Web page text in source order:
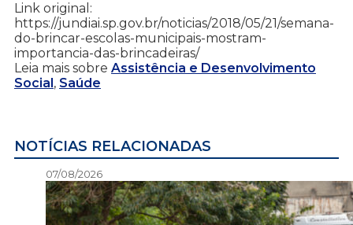
Link original:
https://jundiai.sp.gov.br/noticias/2018/05/21/semana-
do-brincar-escolas-municipais-mostram-
importancia-das-brincadeiras/
Leia mais sobre Assistência e Desenvolvimento
Social, Saúde
NOTÍCIAS RELACIONADAS
07/08/2026